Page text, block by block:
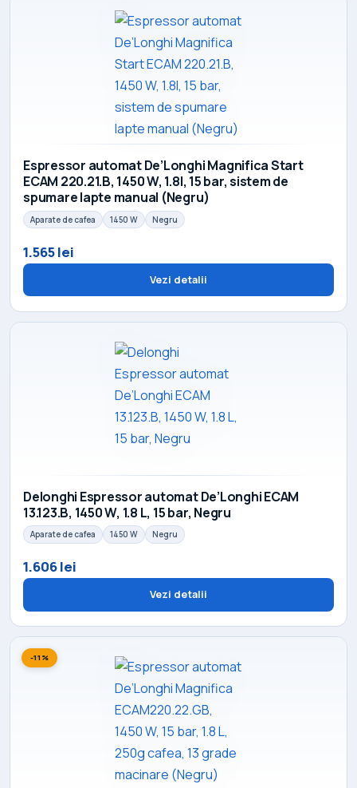
Espressor automat De’Longhi Magnifica Start
ECAM 220.21.B, 1450 W, 1.8l, 15 bar, sistem de
spumare lapte manual (Negru)
Aparate de cafea 1450 W Negru
1.565 lei
Vezi detalii
Delonghi Espressor automat De’Longhi ECAM
13.123.B, 1450 W, 1.8 L, 15 bar, Negru
Aparate de cafea 1450 W Negru
1.606 lei
Vezi detalii
-11%